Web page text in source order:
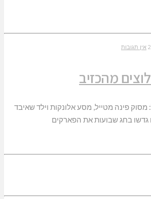
אין תגובות
מהכזיב
מסוק פינה מטייל, מסע אלונקות וילד שאיבד
גדשו בחג שבועות את הפארקים